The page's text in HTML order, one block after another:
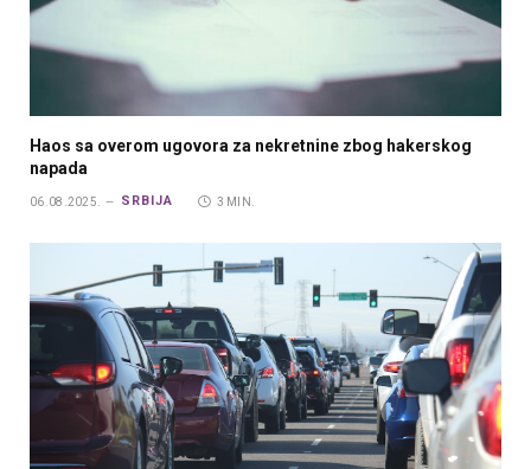
Haos sa overom ugovora za nekretnine zbog hakerskog
napada
06.08.2025. SRBIJA 3 MIN.